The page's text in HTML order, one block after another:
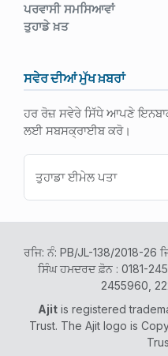
ਪਰਵਾਸੀ ਸਮਸਿਆਵਾਂ
ਤੁਹਾਡੇ ਖ਼ਤ
ਸਵੇਰ ਦੀਆਂ ਮੁੱਖ ਖ਼ਬਰਾਂ
ਹਰ ਰੋਜ਼ ਸਵੇਰੇ ਸਿੱਧੇ ਆਪਣੇ
ਲਈ ਸਬਸਕ੍ਰਾਈਬ ਕਰੋ।
ਰਜਿ: ਨੰ: PB/JL-138/2018-26
ਸਿੰਘ ਹਮਦਰਦ ਫ਼ੋਨ : 0181-
2455960,
Ajit is registered
Trust. The Ajit logo is